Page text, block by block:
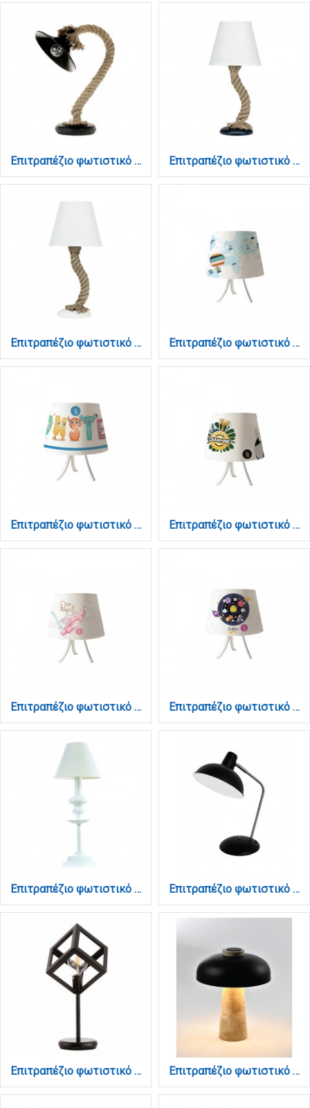
Επιτραπέζιο φωτιστικό από καφέ σχοινί και μαύρο μέταλλο 1XE27 D:32cm (3438-BL) Επιτραπέζιο φωτιστικό από καφέ σχοινί και υφασμάτινο καπέλο 1XE27 D:50cm (3433-BL)
Επιτραπέζιο φωτιστικό από καφέ σχοινί και υφασμάτινο καπέλο 1XE27 D:50cm (3433-WH) Επιτραπέζιο φωτιστικό από λευκό μέταλλο και καπέλο D:30cm (3024)
Επιτραπέζιο φωτιστικό από λευκό μέταλλο και καπέλο D:30cm (3025) Επιτραπέζιο φωτιστικό από λευκό μέταλλο και καπέλο D:30cm (3026)
Επιτραπέζιο φωτιστικό από λευκό μέταλλο και καπέλο D:30cm (3027) Επιτραπέζιο φωτιστικό από λευκό μέταλλο και καπέλο D:30cm (3028)
Επιτραπέζιο φωτιστικό από λευκό μέταλλο και υφασμάτινο καπέλο (3420-Λευκό) Επιτραπέζιο φωτιστικό από μαύρο μέταλλο 1XE27 D:38cm (3051-Black)
Επιτραπέζιο φωτιστικό από μαύρο μέταλλο 1XE27 D:50cm (3442-BL) Επιτραπέζιο φωτιστικό από μαύρο μέταλλο και travertine marle 3xG9 D: 25cm (3064)